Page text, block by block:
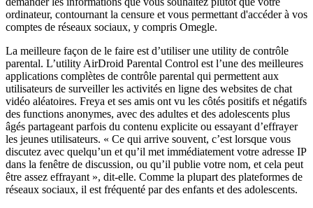
ordinateur, contournant la censure et vous permettant d'accéder à vos
comptes de réseaux sociaux, y compris Omegle.
La meilleure façon de le faire est d’utiliser une utility de contrôle
parental. L’utility AirDroid Parental Control est l’une des meilleures
applications complètes de contrôle parental qui permettent aux
utilisateurs de surveiller les activités en ligne des websites de chat
vidéo aléatoires. Freya et ses amis ont vu les côtés positifs et négatifs
des functions anonymes, avec des adultes et des adolescents plus
âgés partageant parfois du contenu explicite ou essayant d’effrayer
les jeunes utilisateurs. « Ce qui arrive souvent, c’est lorsque vous
discutez avec quelqu’un et qu’il met immédiatement votre adresse IP
dans la fenêtre de discussion, ou qu’il publie votre nom, et cela peut
être assez effrayant », dit-elle. Comme la plupart des plateformes de
réseaux sociaux, il est fréquenté par des enfants et des adolescents.